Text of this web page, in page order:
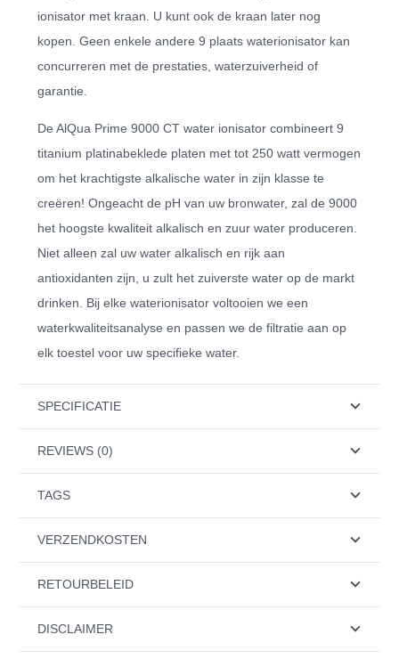
ionisator met kraan. U kunt ook de kraan later nog
kopen. Geen enkele andere 9 plaats waterionisator kan
concurreren met de prestaties, waterzuiverheid of
garantie.
De AlQua Prime 9000 CT water ionisator combineert 9
titanium platinabeklede platen met tot 250 watt vermogen
om het krachtigste alkalische water in zijn klasse te
creëren! Ongeacht de pH van uw bronwater, zal de 9000
het hoogste kwaliteit alkalisch en zuur water produceren.
Niet alleen zal uw water alkalisch en rijk aan
antioxidanten zijn, u zult het zuiverste water op de markt
drinken. Bij elke waterionisator voltooien we een
waterkwaliteitsanalyse en passen we de filtratie aan op
elk toestel voor uw specifieke water.
SPECIFICATIE
REVIEWS (0)
TAGS
VERZENDKOSTEN
RETOURBELEID
DISCLAIMER